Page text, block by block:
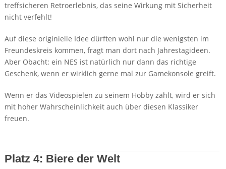
treffsicheren Retroerlebnis, das seine Wirkung mit Sicherheit
nicht verfehlt!
Auf diese originielle Idee dürften wohl nur die wenigsten im
Freundeskreis kommen, fragt man dort nach Jahrestagideen.
Aber Obacht: ein NES ist natürlich nur dann das richtige
Geschenk, wenn er wirklich gerne mal zur Gamekonsole greift.
Wenn er das Videospielen zu seinem Hobby zählt, wird er sich
mit hoher Wahrscheinlichkeit auch über diesen Klassiker
freuen.
Platz 4: Biere der Welt